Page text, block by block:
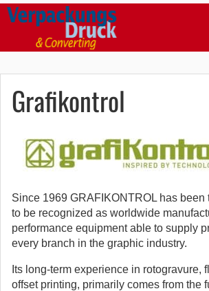
Grafikontrol
Since 1969 GRAFIKONTROL has been
to be recognized as worldwide
performance equipment able to supply
every branch in the graphic industry.
Its long-term experience in rotogravure,
offset printing, primarily comes from the